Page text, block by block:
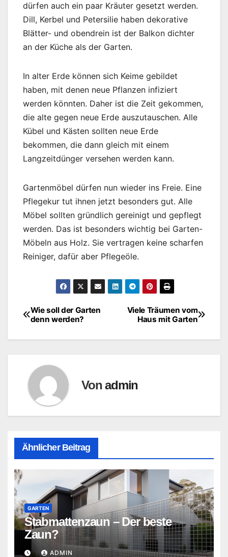
dürfen auch ein paar Kräuter gesetzt werden.
Dill, Kerbel und Petersilie haben dekorative
Blätter- und obendrein ist der Balkon dichter
an der Küche als der Garten.
In alter Erde können sich Keime gebildet
haben, mit denen neue Pflanzen infiziert
werden könnten. Daher ist die Zeit gekommen,
die alte gegen neue Erde auszutauschen. Alle
Kübel und Kästen sollten neue Erde
bekommen, die dann gleich mit einem
Langzeitdünger versehen werden kann.
Gartenmöbel dürfen nun wieder ins Freie. Eine
Pflegekur tut ihnen jetzt besonders gut. Alle
Möbel sollten gründlich gereinigt und gepflegt
werden. Das ist besonders wichtig bei Garten-
Möbeln aus Holz. Sie vertragen keine scharfen
Reiniger, dafür aber Pflegeöle.
BeitragsnavigationViele Träumen vom
Haus mit Garten
Wie soll der Garten
denn werden?
Vonadmin
Ähnlicher Beitrag
GARTEN
Stabmattenzaun – Der beste
Zaun?
ADMIN